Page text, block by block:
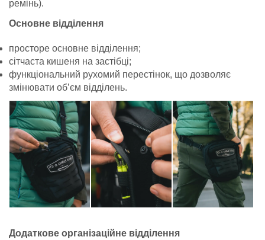
ремінь).
Основне відділення
просторе основне відділення;
сітчаста кишеня на застібці;
функціональний рухомий перестінок, що дозволяє
змінювати об’єм відділень.
Додаткове організаційне відділення